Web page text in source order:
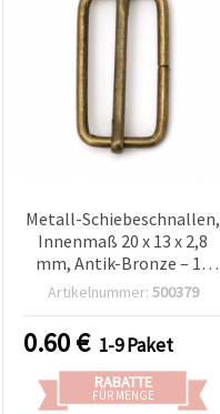
Metall-Schiebeschnallen,
Innenmaß 20 x 13 x 2,8
mm, Antik-Bronze – 10
Stück
Artikelnummer: 500379
0.60€ 1-9 Paket
RABATTE
FÜR MENGE